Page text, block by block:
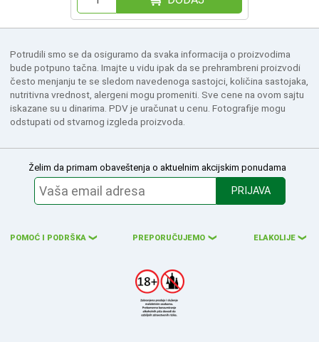
Potrudili smo se da osiguramo da svaka informacija o proizvodima
bude potpuno tačna. Imajte u vidu ipak da se prehrambreni proizvodi
često menjanju te se sledom navedenoga sastojci, količina sastojaka,
nutritivna vrednost, alergeni mogu promeniti. Sve cene na ovom sajtu
iskazane su u dinarima. PDV je uračunat u cenu. Fotografije mogu
odstupati od stvarnog izgleda proizvoda.
Želim da primam obaveštenja o aktuelnim akcijskim ponudama
PRIJAVA
POMOĆ I PODRŠKA ❮ PREPORUČUJEMO ❮ ELAKOLIJE ❮